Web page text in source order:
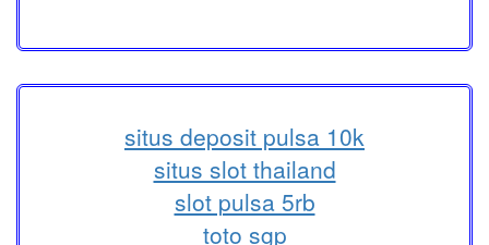
situs deposit pulsa 10k
situs slot thailand
slot pulsa 5rb
toto sgp